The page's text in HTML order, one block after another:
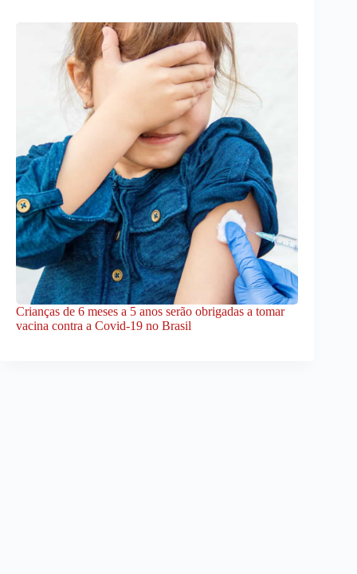
Crianças de 6 meses a 5 anos serão obrigadas a tomar
vacina contra a Covid-19 no Brasil